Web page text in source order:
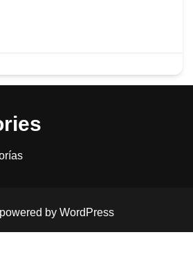
by WordPress